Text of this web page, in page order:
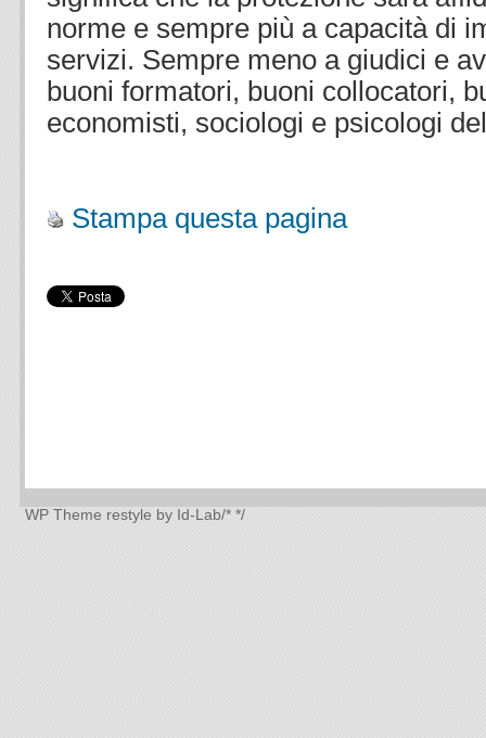
norme e sempre più a capacità di
servizi. Sempre meno a giudici e
buoni formatori, buoni collocatori,
economisti, sociologi e psicologi
Stampa questa pagina
WP Theme restyle by Id-Lab/* */